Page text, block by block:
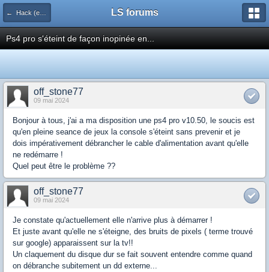
← Hack (exploits, homebrews...) LS forums
Ps4 pro s'éteint de façon inopinée en...
off_stone77
09 mai 2024
Bonjour à tous, j'ai a ma disposition une ps4 pro v10.50, le soucis est
qu'en pleine seance de jeux la console s'éteint sans prevenir et je
dois impérativement débrancher le cable d'alimentation avant qu'elle
ne redémarre !
Quel peut être le problème ??
off_stone77
09 mai 2024
Je constate qu'actuellement elle n'arrive plus à démarrer !
Et juste avant qu'elle ne s'éteigne, des bruits de pixels ( terme trouvé
sur google) apparaissent sur la tv!!
Un claquement du disque dur se fait souvent entendre comme quand
on débranche subitement un dd externe...